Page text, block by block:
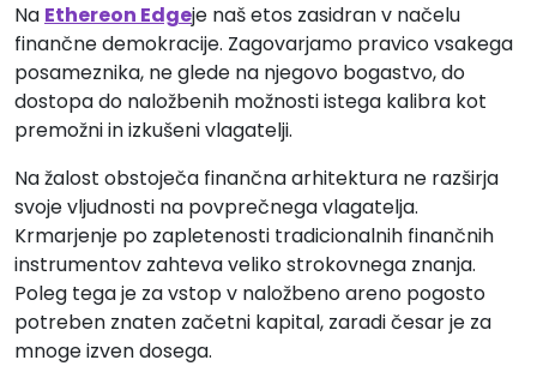
Na Ethereon Edgeje naš etos zasidran v načelu
finančne demokracije. Zagovarjamo pravico vsakega
posameznika, ne glede na njegovo bogastvo, do
dostopa do naložbenih možnosti istega kalibra kot
premožni in izkušeni vlagatelji.
Na žalost obstoječa finančna arhitektura ne razširja
svoje vljudnosti na povprečnega vlagatelja.
Krmarjenje po zapletenosti tradicionalnih finančnih
instrumentov zahteva veliko strokovnega znanja.
Poleg tega je za vstop v naložbeno areno pogosto
potreben znaten začetni kapital, zaradi česar je za
mnoge izven dosega.